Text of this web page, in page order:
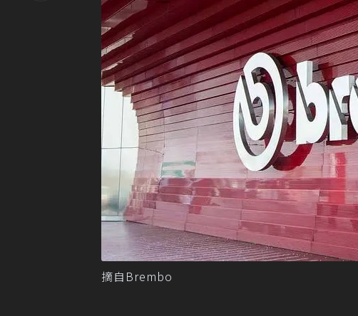
摘自Brembo